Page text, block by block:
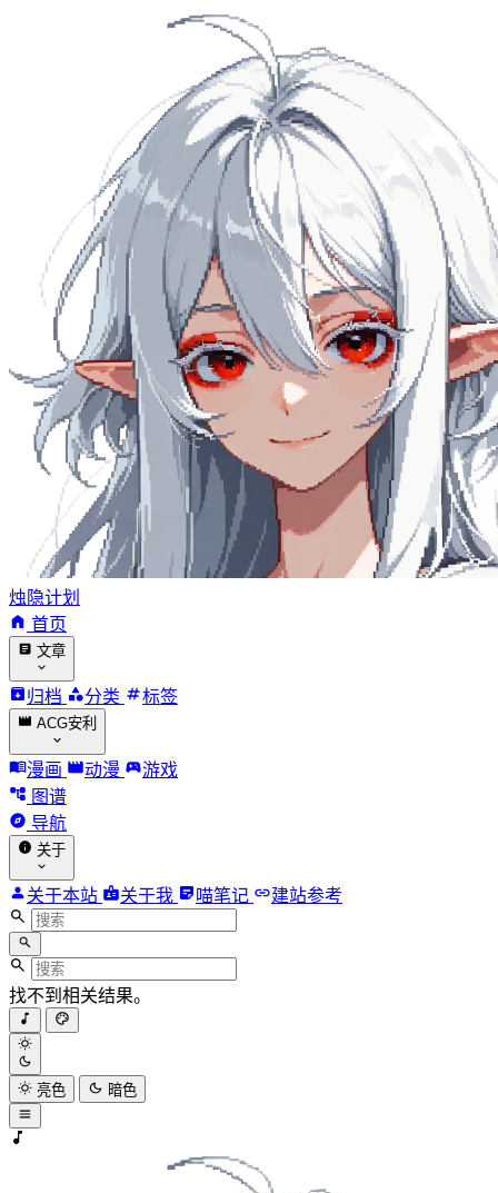
烛隐计划
首页
文章
归档 分类 标签
ACG安利
漫画 动漫
游戏
图谱
导航
关于
关于本站 关于我 喵笔记 建站参考
找不到相关结果。
亮色 暗色